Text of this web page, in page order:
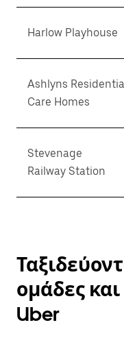
Harlow Playhouse
Ashlyns
Care Homes
Stevenage
Railway Station
ομάδες
Uber